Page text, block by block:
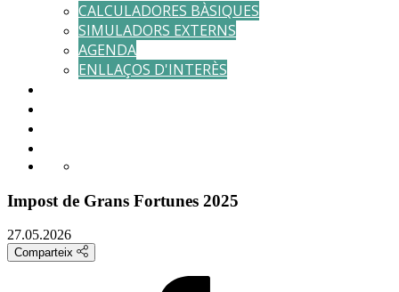
CALCULADORES BÀSIQUES
SIMULADORS EXTERNS
AGENDA
ENLLAÇOS D'INTERÈS
Impost de Grans Fortunes 2025
27.05.2026
Comparteix